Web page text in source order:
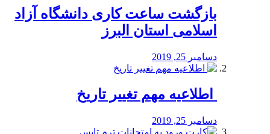
بازگشت ساعت کاری دانشگاه آزاد
اسلامی استان البرز
دسامبر 25, 2019
️ اطلاعیه مهم تغییر تاریخ
دسامبر 25, 2019